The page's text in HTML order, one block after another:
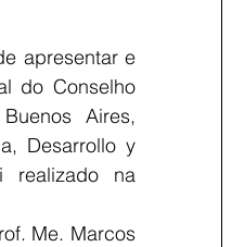
apresentar e
do Conselho
Aires,
Desarrollo y
realizado na
Me. Marcos